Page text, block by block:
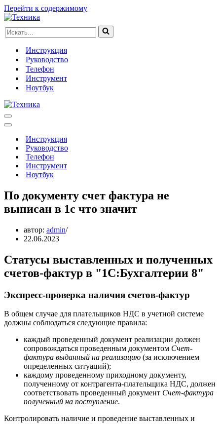
Перейти к содержимому
Искать...
Инструкция
Руководство
Телефон
Инструмент
Ноутбук
Меню
навигации
Меню
навигацииИнструкция
Руководство
Телефон
Инструмент
Ноутбук
По документу счет фактура не
выписан в 1с что значит
автор: admin
22.06.2023
Статусы выставленных и полученных
счетов-фактур в "1С:Бухгалтерии 8"
Экспресс-проверка наличия счетов-фактур
В общем случае для плательщиков НДС в учетной системе
должны соблюдаться следующие правила:
каждый проведенный документ реализации должен
сопровождаться проведенным документом Счет-
фактура выданный на реализацию (за исключением
определенных ситуаций);
каждому проведенному приходному документу,
полученному от контрагента-плательщика НДС, должен
соответствовать проведенный документ Счет-фактура
полученный на поступление.
Контролировать наличие и проведение выставленных и